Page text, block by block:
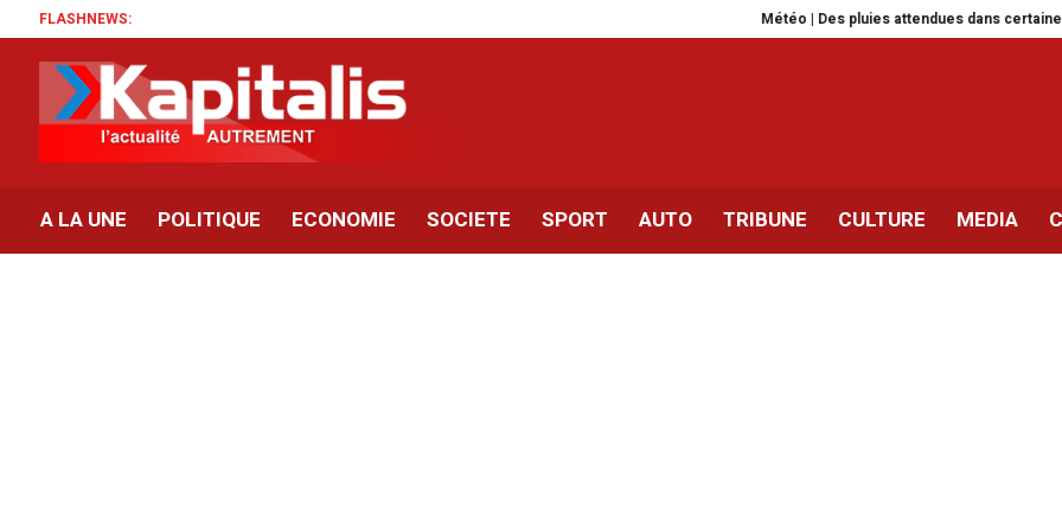
FLASHNEWS: Météo | Des pluies attendues dans certaines régions
A LA UNE POLITIQUE ECONOMIE SOCIETE SPORT AUTO TRIBUNE CULTURE MEDIA